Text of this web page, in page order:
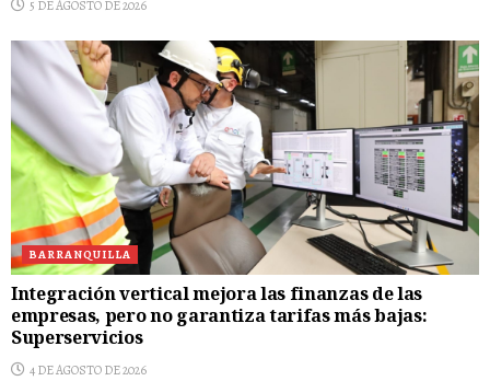
5 DE AGOSTO DE 2026
BARRANQUILLA
Integración vertical mejora las finanzas de las
empresas, pero no garantiza tarifas más bajas:
Superservicios
4 DE AGOSTO DE 2026